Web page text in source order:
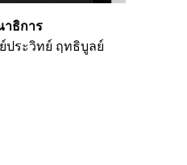
ธิการ
ประวิทย์ ฤทธิบูลย์